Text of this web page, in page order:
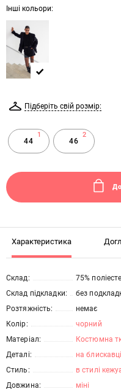
Інші кольори:
Підберіть свій розмір:
1
44
2
46
Характеристика
Склад:
75%
Склад підкладки:
без
Розтяжність:
немає
Колір:
чорний
Матеріал:
Костюмна
Деталі:
на блискавці
Стиль:
в стилі
Довжина:
міні